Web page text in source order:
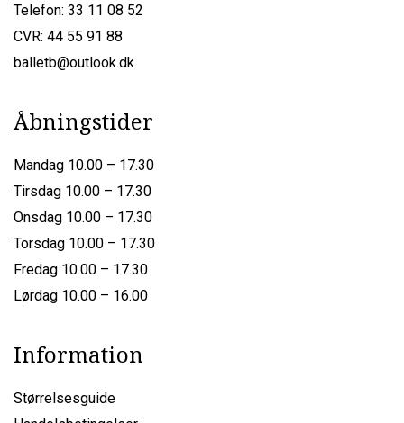
Telefon: 33 11 08 52
CVR: 44 55 91 88
balletb@outlook.dk
Åbningstider
Mandag 10.00 – 17.30
Tirsdag 10.00 – 17.30
Onsdag 10.00 – 17.30
Torsdag 10.00 – 17.30
Fredag 10.00 – 17.30
Lørdag 10.00 – 16.00
Information
Størrelsesguide